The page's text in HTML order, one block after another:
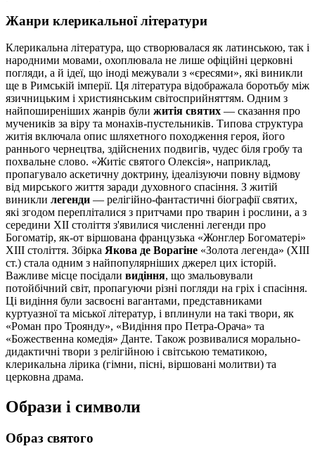
Жанри клерикальної літератури
Клерикальна література, що створювалася як латинською, так і
народними мовами, охоплювала не лише офіційні церковні
погляди, а й ідеї, що іноді межували з «єресями», які виникли
ще в Римській імперії. Ця література відображала боротьбу між
язичницьким і християнським світосприйняттям. Одним з
найпоширеніших жанрів були житія святих — сказання про
мучеників за віру та монахів-пустельників. Типова структура
житія включала опис шляхетного походження героя, його
раннього чернецтва, здійснених подвигів, чудес біля гробу та
похвальне слово. «Житіє святого Олексія», наприклад,
пропагувало аскетичну доктрину, ідеалізуючи повну відмову
від мирського життя заради духовного спасіння. З житій
виникли легенди — релігійно-фантастичні біографії святих,
які згодом перепліталися з притчами про тварин і рослини, а з
середини XII століття з'явилися численні легенди про
Богоматір, як-от віршована французька «Жонглер Богоматері»
XIII століття. Збірка Якова де Ворагіне «Золота легенда» (XIII
ст.) стала одним з найпопулярніших джерел цих історій.
Важливе місце посідали видіння, що змальовували
потойбічний світ, пропагуючи різні погляди на гріх і спасіння.
Ці видіння були засвоєні вагантами, представниками
куртуазної та міської літератур, і вплинули на такі твори, як
«Роман про Троянду», «Видіння про Петра-Орача» та
«Божественна комедія» Данте. Також розвивалися морально-
дидактичні твори з релігійною і світською тематикою,
клерикальна лірика (гімни, пісні, віршовані молитви) та
церковна драма.
Образи і символи
Образ святого